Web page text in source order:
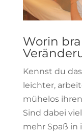
Worin
Kennst du
leichter,
mühelos
Sind dabei
mehr Spaß in